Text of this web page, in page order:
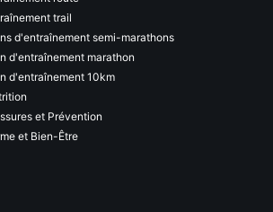
trail
d'entraînement semi-marathons
d'entraînement marathon
d'entraînement 10km
et Prévention
et Bien-Être